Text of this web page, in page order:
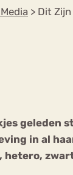
> Dit
geleden
in al
hetero,
Afvallen